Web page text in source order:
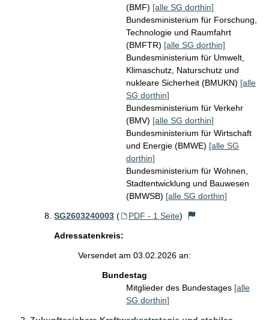
(BMF) [alle SG dorthin]
Bundesministerium für Forschung,
Technologie und Raumfahrt
(BMFTR) [alle SG dorthin]
Bundesministerium für Umwelt,
Klimaschutz, Naturschutz und
nukleare Sicherheit (BMUKN) [alle
SG dorthin]
Bundesministerium für Verkehr
(BMV) [alle SG dorthin]
Bundesministerium für Wirtschaft
und Energie (BMWE) [alle SG
dorthin]
Bundesministerium für Wohnen,
Stadtentwicklung und Bauwesen
(BMWSB) [alle SG dorthin]
SG2603240003 ( PDF - 1 Seite)
Adressatenkreis:
Versendet am 03.02.2026 an:
Bundestag
Mitglieder des Bundestages [alle
SG dorthin]